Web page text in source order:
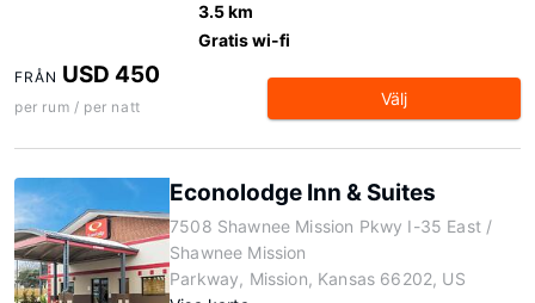
3.5 km
Gratis wi-fi
FRÅN USD 450
per rum / per natt Välj
Econolodge Inn & Suites
7508 Shawnee Mission Pkwy I-35 East /
Shawnee Mission
Parkway, Mission, Kansas 66202, US